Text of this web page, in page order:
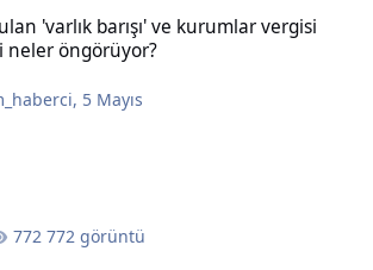
'varlık barışı' ve kurumlar vergisi
neler öngörüyor?
, 5 Mayıs
772 görüntü